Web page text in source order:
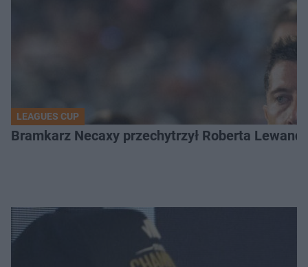
LEAGUES CUP
Bramkarz Necaxy przechytrzył Roberta